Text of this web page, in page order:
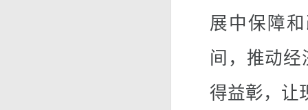
展中保障
间，推动
得益彰，让